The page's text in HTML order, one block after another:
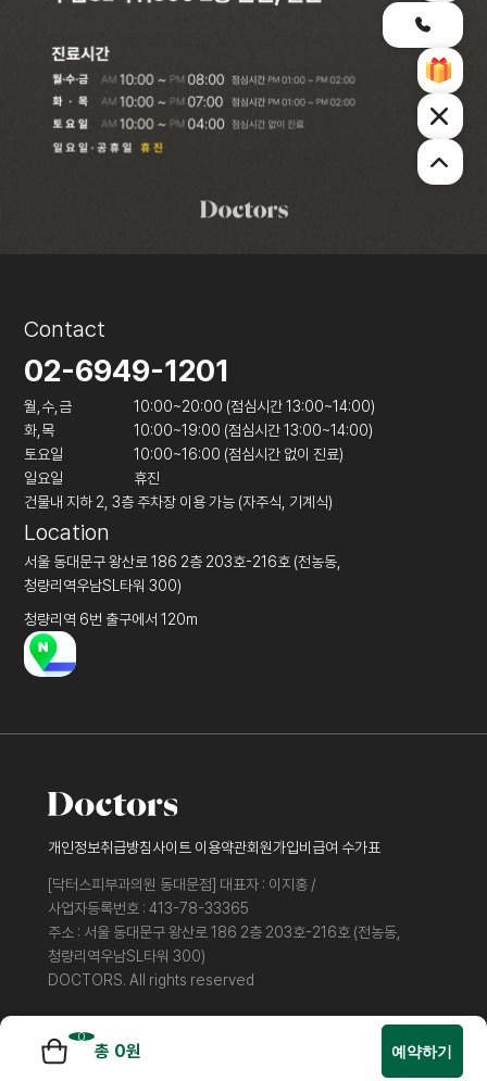
0
총 0원 예약하기
Contact
02-6949-1201
월,수,금
10:00~20:00 (점심시간 13:00~14:00)
화,목
10:00~19:00 (점심시간 13:00~14:00)
토요일
10:00~16:00 (점심시간 없이 진료)
일요일
휴진
건물내 지하 2, 3층 주차장 이용 가능 (자주식, 기계식)
Location
서울 동대문구 왕산로 186 2층 203호-216호 (전농동,
청량리역우남SL타워 300)
청량리역 6번 출구에서 120m
개인정보취급방침사이트 이용약관회원가입비급여 수가표
[닥터스피부과의원 동대문점] 대표자 : 이지홍 /
사업자등록번호 : 413-78-33365
주소 : 서울 동대문구 왕산로 186 2층 203호-216호 (전농동,
청량리역우남SL타워 300)
DOCTORS. All rights reserved